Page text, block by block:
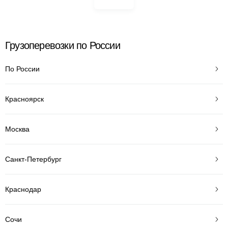
Грузоперевозки по России
По России
Красноярск
Москва
Санкт-Петербург
Краснодар
Сочи